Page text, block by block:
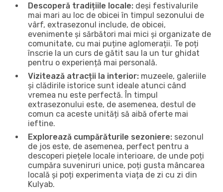
Descoperă tradițiile locale: deși festivalurile
mai mari au loc de obicei în timpul sezonului de
vârf, extrasezonul include, de obicei,
evenimente și sărbători mai mici și organizate de
comunitate, cu mai puține aglomerații. Te poți
înscrie la un curs de gătit sau la un tur ghidat
pentru o experiență mai personală.
Vizitează atracții la interior: muzeele, galeriile
și clădirile istorice sunt ideale atunci când
vremea nu este perfectă. În timpul
extrasezonului este, de asemenea, destul de
comun ca aceste unități să aibă oferte mai
ieftine.
Explorează cumpărăturile sezoniere: sezonul
de jos este, de asemenea, perfect pentru a
descoperi piețele locale interioare, de unde poți
cumpăra suveniruri unice, poți gusta mâncarea
locală și poți experimenta viața de zi cu zi din
Kulyab.